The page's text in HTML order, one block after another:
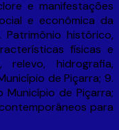
e manifestações
e econômica da
histórico,
físicas e
relevo, hidrografia,
de Piçarra; 9.
de Piçarra;
para